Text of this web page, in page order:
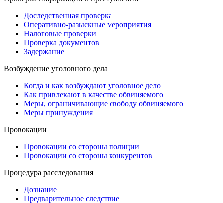
Доследственная проверка
Оперативно-разыскные мероприятия
Налоговые проверки
Проверка документов
Задержание
Возбуждение уголовного дела
Когда и как возбуждают уголовное дело
Как привлекают в качестве обвиняемого
Меры, ограничивающие свободу обвиняемого
Меры принуждения
Провокации
Провокации со стороны полиции
Провокации со стороны конкурентов
Процедура расследования
Дознание
Предварительное следствие